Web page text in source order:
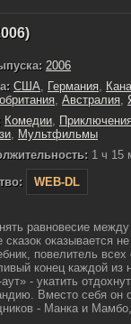
2006
США Германия
Австралия
Комедии
Мультфильмы
1 ч 15
WEB-DL
равновесие
сказок оказывается
повелитель всех
конец каждой из
- укатить
Вместо себя он
- Манка и Мамбо,